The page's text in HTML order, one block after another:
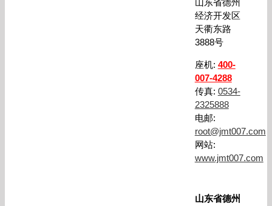
山东省德州
经济开发区
天衢东路
3888号
座机: 400-
007-4288
传真: 0534-
2325888
电邮:
root@jmt007.com
网站:
www.jmt007.com
山东省德州